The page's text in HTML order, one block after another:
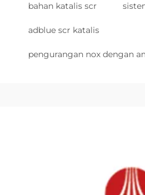
bahan katalis scr
adblue scr katalis
pengurangan nox dengan